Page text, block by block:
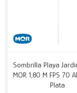
Sombrilla Playa
MOR 1,80 M FPS 70
Plata